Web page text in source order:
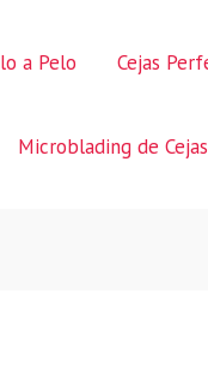
a Pelo Cejas
Microblading de Cejas